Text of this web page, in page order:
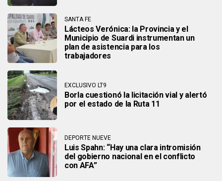
SANTA FE
Lácteos Verónica: la Provincia y el
Municipio de Suardi instrumentan un
plan de asistencia para los
trabajadores
EXCLUSIVO LT9
Borla cuestionó la licitación vial y alertó
por el estado de la Ruta 11
DEPORTE NUEVE
Luis Spahn: “Hay una clara intromisión
del gobierno nacional en el conflicto
con AFA”